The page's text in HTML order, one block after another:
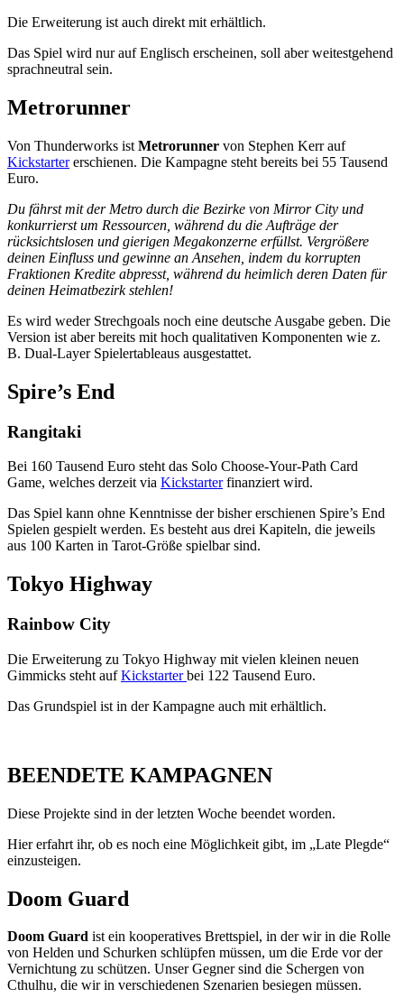
Die Erweiterung ist auch direkt mit erhältlich.
Das Spiel wird nur auf Englisch erscheinen, soll aber weitestgehend
sprachneutral sein.
Metrorunner
Von Thunderworks ist Metrorunner von Stephen Kerr auf
Kickstartererschienen. Die Kampagne steht bereits bei 55 Tausend
Euro.
Du fährst mit der Metro durch die Bezirke von Mirror City und
konkurrierst um Ressourcen, während du die Aufträge der
rücksichtslosen und gierigen Megakonzerne erfüllst. Vergrößere
deinen Einfluss und gewinne an Ansehen, indem du korrupten
Fraktionen Kredite abpresst, während du heimlich deren Daten für
deinen Heimatbezirk stehlen!
Es wird weder Strechgoals noch eine deutsche Ausgabe geben. Die
Version ist aber bereits mit hoch qualitativen Komponenten wie z.
B. Dual-Layer Spielertableaus ausgestattet.
Spire’s End
Rangitaki
Bei 160 Tausend Euro steht das Solo Choose-Your-Path Card
Game, welches derzeit via Kickstarterfinanziert wird.
Das Spiel kann ohne Kenntnisse der bisher erschienen Spire’s End
Spielen gespielt werden. Es besteht aus drei Kapiteln, die jeweils
aus 100 Karten in Tarot-Größe spielbar sind.
Tokyo Highway
Rainbow City
Die Erweiterung zu Tokyo Highway mit vielen kleinen neuen
Gimmicks steht aufKickstarterbei 122 Tausend Euro.
Das Grundspiel ist in der Kampagne auch mit erhältlich.
BEENDETE KAMPAGNEN
Diese Projekte sind in der letzten Woche beendet worden.
Hier erfahrt ihr, ob es noch eine Möglichkeit gibt, im „Late Plegde“
einzusteigen.
Doom Guard
Doom Guard ist ein kooperatives Brettspiel, in der wir in die Rolle
von Helden und Schurken schlüpfen müssen, um die Erde vor der
Vernichtung zu schützen. Unser Gegner sind die Schergen von
Cthulhu, die wir in verschiedenen Szenarien besiegen müssen.